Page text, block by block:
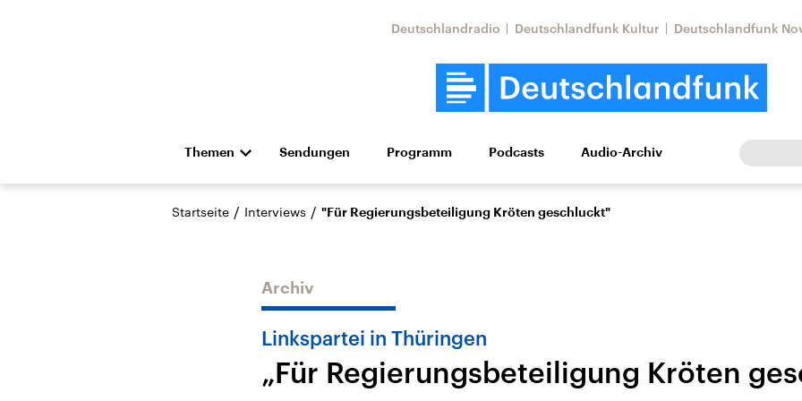
Deutschlandradio Deutschlandfunk Kultur Deutschlandfunk
Themen
Die Nachrichten Politik Wirtschaft Wissen Kultur Europa
Hörspiel und Feature Musik
Landtagswahl Sachsen-
Anhalt 2026
USA
Aktuelle Beiträge,
Nahostkonflikt
Aktuelle Lage und
Iran
Aktuelle Lage und
Sendungen Programm Podcasts Audio-Archiv
Startseite / Interviews / "Für Regierungsbeteiligung Kröten geschluckt"
Archiv
Linkspartei in Thüringen
„Für Regierungsbeteiligung Kröten